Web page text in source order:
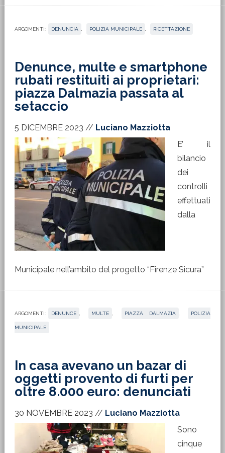
ARGOMENTI: DENUNCIA POLIZIA MUNICIPALE RICETTAZIONE
Denunce, multe e smartphone
rubati restituiti ai proprietari:
piazza Dalmazia passata al
setaccio
5 DICEMBRE 2023 // Luciano Mazziotta
E’ il
bilancio
dei
controlli
effettuati
dalla
Municipale nell’ambito del progetto “Firenze Sicura”
ARGOMENTI: DENUNCE MULTE PIAZZA DALMAZIA POLIZIA
MUNICIPALE
In casa avevano un bazar di
oggetti provento di furti per
oltre 8.000 euro: denunciati
30 NOVEMBRE 2023 // Luciano Mazziotta
Sono
cinque